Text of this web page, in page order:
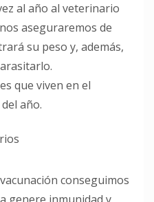
al año al veterinario
aseguraremos de
su peso y, además,
que viven en el
año.
conseguimos